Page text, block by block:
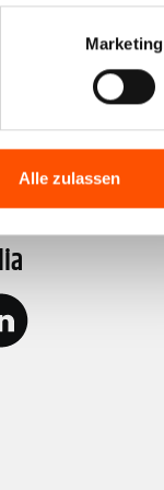
Marketing
Alle zulassen